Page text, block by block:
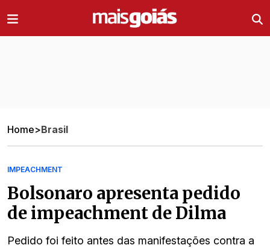
Home>Brasil
IMPEACHMENT
Bolsonaro apresenta pedido
de impeachment de Dilma
Pedido foi feito antes das manifestações contra a